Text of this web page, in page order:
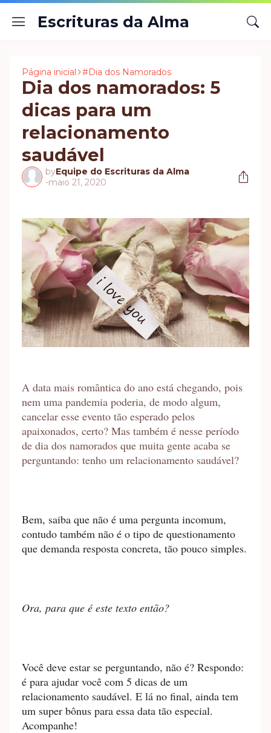
Escrituras da Alma
Página inicial #Dia dos Namorados
Dia dos namorados: 5
dicas para um
relacionamento
saudável
byEquipe do Escrituras da Alma
-maio 21, 2020
A data mais romântica do ano está chegando, pois
nem uma pandemia poderia, de modo algum,
cancelar esse evento tão esperado pelos
apaixonados, certo? Mas também é nesse período
de dia dos namorados que muita gente acaba se
perguntando: tenho um relacionamento saudável?
Bem, saiba que não é uma pergunta incomum,
contudo também não é o tipo de questionamento
que demanda resposta concreta, tão pouco simples.
Ora, para que é este texto então?
Você deve estar se perguntando, não é? Respondo:
é para ajudar você com 5 dicas de um
relacionamento saudável. E lá no final, ainda tem
um super bônus para essa data tão especial.
Acompanhe!